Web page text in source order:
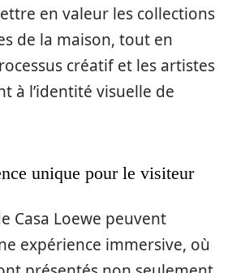
en valeur les collections
de la maison, tout en
créatif et les artistes
à l’identité visuelle de
unique pour le visiteur
Casa Loewe peuvent
expérience immersive, où